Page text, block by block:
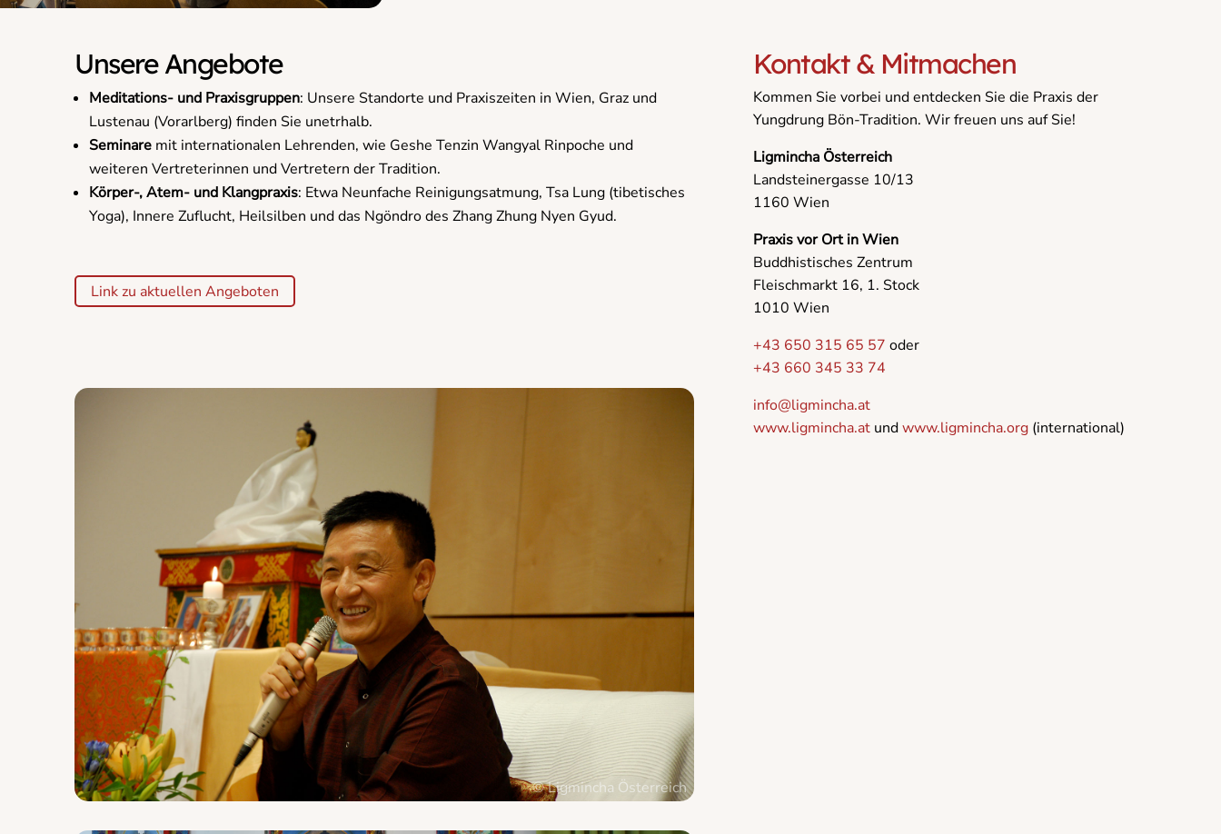
Unsere Angebote
Meditations- und Praxisgruppen: Unsere Standorte und Praxiszeiten in Wien, Graz und
Lustenau (Vorarlberg) finden Sie unetrhalb.
Seminare mit internationalen Lehrenden, wie Geshe Tenzin Wangyal Rinpoche und
weiteren Vertreterinnen und Vertretern der Tradition.
Körper-, Atem- und Klangpraxis: Etwa Neunfache Reinigungsatmung, Tsa Lung (tibetisches
Yoga), Innere Zuflucht, Heilsilben und das Ngöndro des Zhang Zhung Nyen Gyud.
Link zu aktuellen Angeboten
© Ligmincha Österreich
Kontakt & Mitmachen
Kommen Sie vorbei und entdecken Sie die Praxis der
Yungdrung Bön-Tradition. Wir freuen uns auf Sie!
Ligmincha Österreich
Landsteinergasse 10/13
1160 Wien
Praxis vor Ort in Wien
Buddhistisches Zentrum
Fleischmarkt 16, 1. Stock
1010 Wien
+43 650 315 65 57 oder
+43 660 345 33 74
info@ligmincha.at
www.ligmincha.atundwww.ligmincha.org(international)